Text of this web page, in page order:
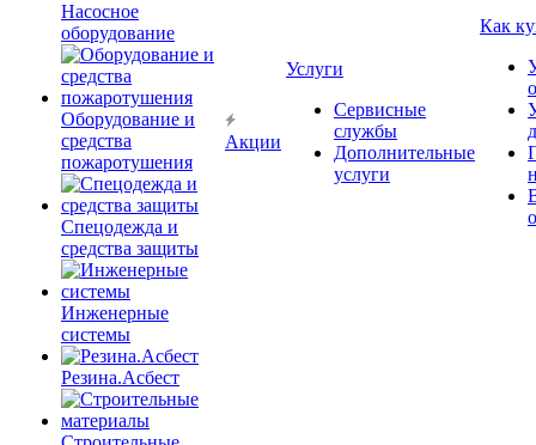
Насосное
оборудование
Оборудование и
средства
пожаротушения
Спецодежда и
средства защиты
Инженерные
системы
Резина.Асбест
Акции
Услуги
Сервисные
службы
Дополнительные
услуги
Как